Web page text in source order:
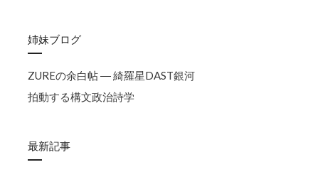
姉妹ブログ
ZUREの余白帖 ― 綺羅星DAST銀河
拍動する構文政治詩学
最新記事